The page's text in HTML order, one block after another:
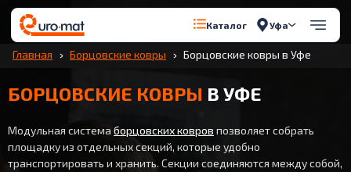
Каталог Уфа
Главная Борцовские ковры Борцовские ковры в Уфе
БОРЦОВСКИЕ КОВРЫ В УФЕ
Модульная система борцовских ковров позволяет собрать
площадку из отдельных секций, которые удобно
транспортировать и хранить. Секции соединяются между собой,